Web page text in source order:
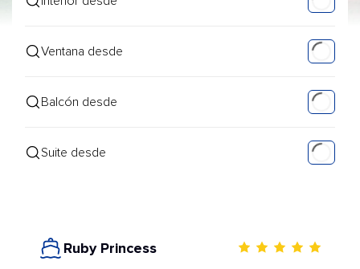
Ventana desde
Balcón desde
Suite desde
Ruby Princess